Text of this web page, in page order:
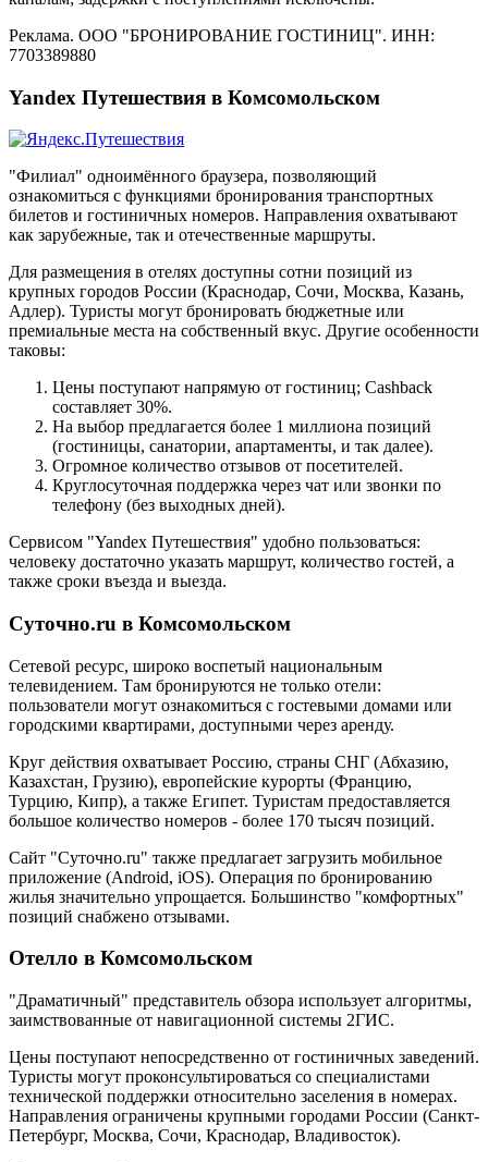
Реклама. ООО "БРОНИРОВАНИЕ ГОСТИНИЦ". ИНН:
7703389880
Yandex Путешествия в Комсомольском
"Филиал" одноимённого браузера, позволяющий
ознакомиться с функциями бронирования транспортных
билетов и гостиничных номеров. Направления охватывают
как зарубежные, так и отечественные маршруты.
Для размещения в отелях доступны сотни позиций из
крупных городов России (Краснодар, Сочи, Москва, Казань,
Адлер). Туристы могут бронировать бюджетные или
премиальные места на собственный вкус. Другие особенности
таковы:
Цены поступают напрямую от гостиниц; Cashback
составляет 30%.
На выбор предлагается более 1 миллиона позиций
(гостиницы, санатории, апартаменты, и так далее).
Огромное количество отзывов от посетителей.
Круглосуточная поддержка через чат или звонки по
телефону (без выходных дней).
Сервисом "Yandex Путешествия" удобно пользоваться:
человеку достаточно указать маршрут, количество гостей, а
также сроки въезда и выезда.
Суточно.ru в Комсомольском
Сетевой ресурс, широко воспетый национальным
телевидением. Там бронируются не только отели:
пользователи могут ознакомиться с гостевыми домами или
городскими квартирами, доступными через аренду.
Круг действия охватывает Россию, страны СНГ (Абхазию,
Казахстан, Грузию), европейские курорты (Францию,
Турцию, Кипр), а также Египет. Туристам предоставляется
большое количество номеров - более 170 тысяч позиций.
Сайт "Суточно.ru" также предлагает загрузить мобильное
приложение (Android, iOS). Операция по бронированию
жилья значительно упрощается. Большинство "комфортных"
позиций снабжено отзывами.
Отелло в Комсомольском
"Драматичный" представитель обзора использует алгоритмы,
заимствованные от навигационной системы 2ГИС.
Цены поступают непосредственно от гостиничных заведений.
Туристы могут проконсультироваться со специалистами
технической поддержки относительно заселения в номерах.
Направления ограничены крупными городами России (Санкт-
Петербург, Москва, Сочи, Краснодар, Владивосток).